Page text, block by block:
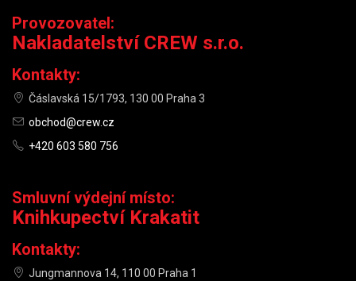
Provozovatel:
Nakladatelství CREW s.r.o.
Kontakty:
Čáslavská 15/1793, 130 00 Praha 3
obchod@crew.cz
+420 603 580 756
Smluvní výdejní místo:
Knihkupectví Krakatit
Kontakty:
Jungmannova 14, 110 00 Praha 1